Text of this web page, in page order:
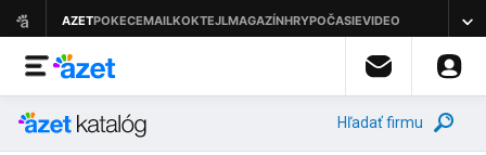
Hľadať firmu